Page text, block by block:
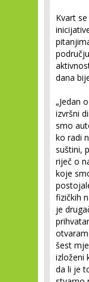
Kvart
dana
„Jedan
izvršni
smo
ko radi
suštini,
riječ o
koje
fizičkih
je
šest
izloženi
da li je